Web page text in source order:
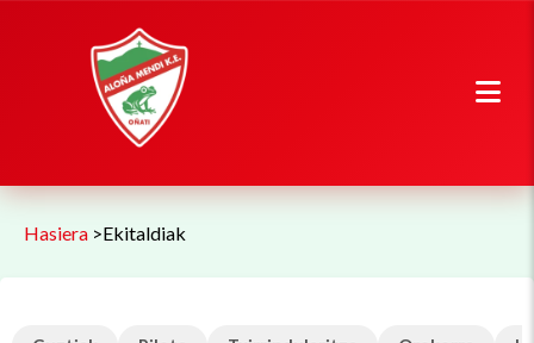
Hasiera >Ekitaldiak